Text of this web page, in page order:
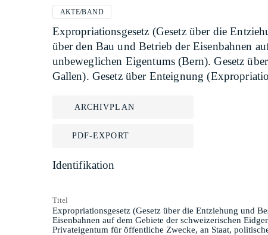
AKTE/BAND
Expropriationsgesetz (Gesetz über die
über den Bau und Betrieb der Eisenbahnen
unbeweglichen Eigentums (Bern). Gesetz
Gallen). Gesetz über Enteignung
ARCHIVPLAN
PDF-EXPORT
Identifikation
Titel
Expropriationsgesetz (Gesetz über die Entziehung und
Eisenbahnen auf dem Gebiete der schweizerischen
Privateigentum für öffentliche Zwecke, an Staat,